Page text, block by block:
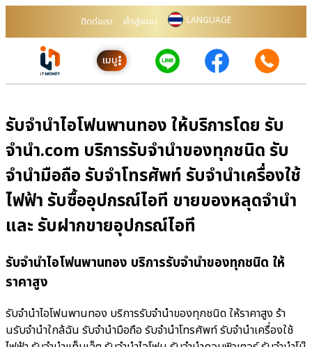
ติดต่อเรา เข้าสู่ระบบ LANGUAGE
เมนู
รับจำนำไอโฟนพานทอง ให้บริการโดย รับ
จํานํา.com บริการรับจำนำของทุกชนิด รับ
จำนำมือถือ รับจำโทรศัพท์ รับจำนำเครื่องใช้
ไฟฟ้า รับซื้ออุปกรณ์ไอที ขายของหลุดจำนำ
และ รับฝากขายอุปกรณ์ไอที
รับจำนำไอโฟนพานทอง บริการรับจำนำของทุกชนิด ให้
ราคาสูง
รับจำนำไอโฟนพานทอง บริการรับจำนำของทุกชนิด ให้ราคาสูง ร้า
นรับจํานําใกล้ฉัน รับจำนำมือถือ รับจำนำโทรศัพท์ รับจำนำเครื่องใช้